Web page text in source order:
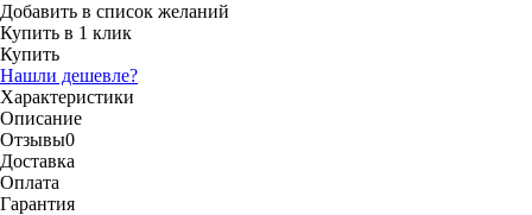
Добавить в список желаний
Купить в 1 клик
Купить
Нашли дешевле?
Характеристики
Описание
Отзывы0
Доставка
Оплата
Гарантия